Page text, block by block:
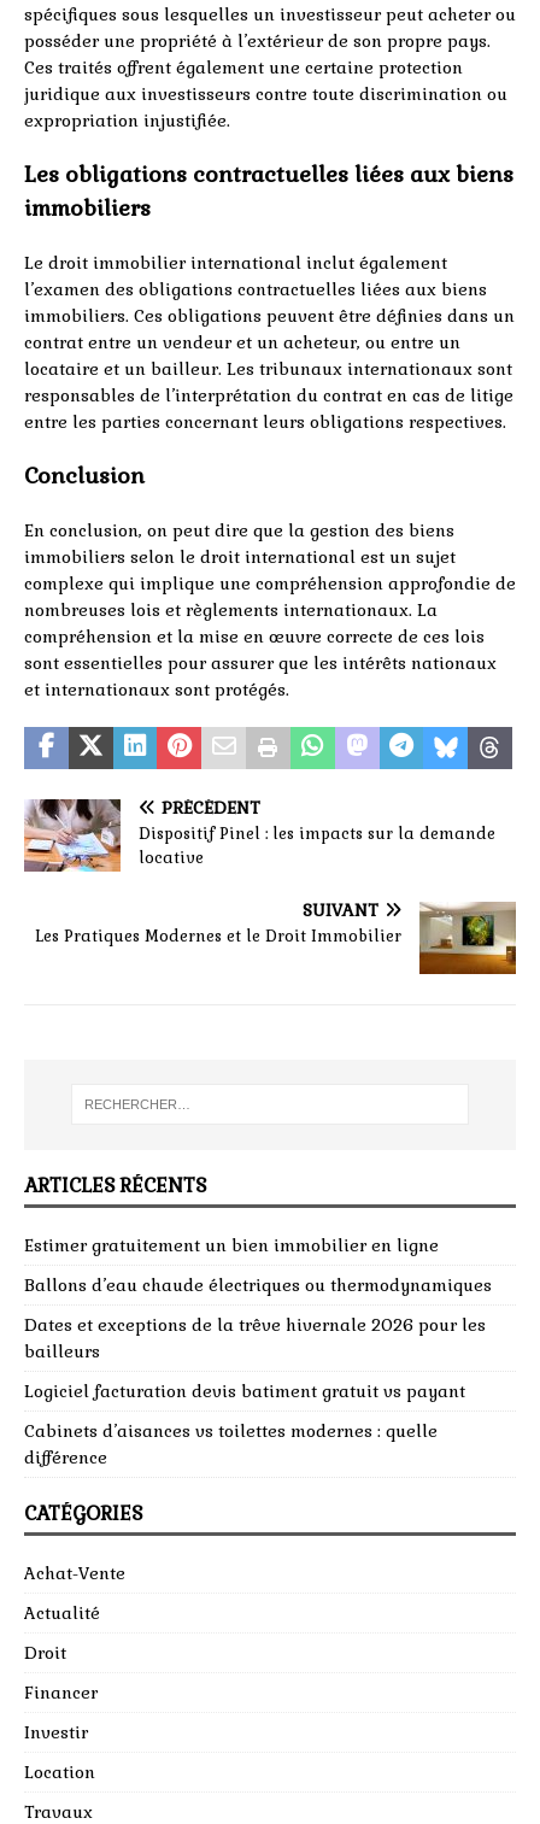
spécifiques sous lesquelles un investisseur peut acheter ou
posséder une propriété à l’extérieur de son propre pays.
Ces traités offrent également une certaine protection
juridique aux investisseurs contre toute discrimination ou
expropriation injustifiée.
Les obligations contractuelles liées aux biens
immobiliers
Le droit immobilier international inclut également
l’examen des obligations contractuelles liées aux biens
immobiliers. Ces obligations peuvent être définies dans un
contrat entre un vendeur et un acheteur, ou entre un
locataire et un bailleur. Les tribunaux internationaux sont
responsables de l’interprétation du contrat en cas de litige
entre les parties concernant leurs obligations respectives.
Conclusion
En conclusion, on peut dire que la gestion des biens
immobiliers selon le droit international est un sujet
complexe qui implique une compréhension approfondie de
nombreuses lois et règlements internationaux. La
compréhension et la mise en œuvre correcte de ces lois
sont essentielles pour assurer que les intérêts nationaux
et internationaux sont protégés.
PRÉCÉDENT
Dispositif Pinel : les impacts sur la demande
locative
SUIVANT
Les Pratiques Modernes et le Droit Immobilier
ARTICLES RÉCENTS
Estimer gratuitement un bien immobilier en ligne
Ballons d’eau chaude électriques ou thermodynamiques
Dates et exceptions de la trêve hivernale 2026 pour les
bailleurs
Logiciel facturation devis batiment gratuit vs payant
Cabinets d’aisances vs toilettes modernes : quelle
différence
CATÉGORIES
Achat-Vente
Actualité
Droit
Financer
Investir
Location
Travaux